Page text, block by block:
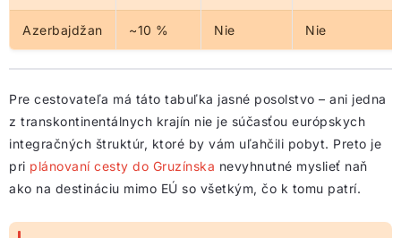
Azerbajdžan ~10 % Nie Nie
Pre cestovateľa má táto tabuľka jasné posolstvo – ani jedna
z transkontinentálnych krajín nie je súčasťou európskych
integračných štruktúr, ktoré by vám uľahčili pobyt. Preto je
pri plánovaní cesty do Gruzínska nevyhnutné myslieť naň
ako na destináciu mimo EÚ so všetkým, čo k tomu patrí.